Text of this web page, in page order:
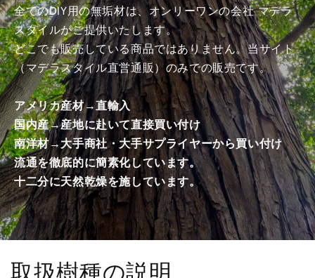
工
済
み
商
品）
の
数
量
を
減
ら
す
工
済
み
商
品）
の
数
量
を
増
や
す
全てのDIY用の無垢材は、オンリーワンの会社 マデラ
スタイルがご提供いたします。
どこでも販売している商品ではありません。当サイト
（マデラスタイル直営通販）のみでの販売です。
アメリカ産材→直輸入
国内産→産地に赴いて直接買い付け
南洋材→大手商社・大手サプライヤーから買い付け
流通を徹底的に簡素化しています。
十二分に天然乾燥を施しています。